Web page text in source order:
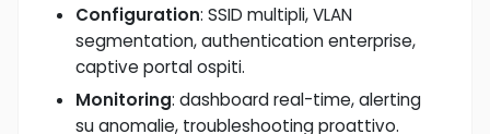
Configuration: SSID multipli, VLAN
segmentation, authentication enterprise,
captive portal ospiti.
Monitoring: dashboard real-time, alerting
su anomalie, troubleshooting proattivo.